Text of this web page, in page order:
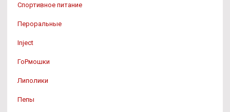
Спортивное питание
Пероральные
Inject
ГоРмошки
Липолики
Пепы